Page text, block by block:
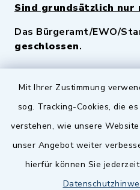
Mit Ihrer Zustimmung
sog. Tracking-Cookies, die
verstehen, wie unsere
unser Angebot weiter
hierfür können Sie
Sind grundsätzlich nur
Das Bürgeramt/EWO/
geschlossen.
Quicklinks
Zenngrund Allianz
Dillenberggruppe